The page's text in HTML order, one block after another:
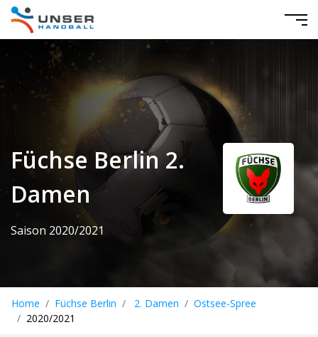
Füchse Berlin 2.
Damen
Saison 2020/2021
Home Füchse Berlin 2. Damen
Ostsee-Spree
2020/2021